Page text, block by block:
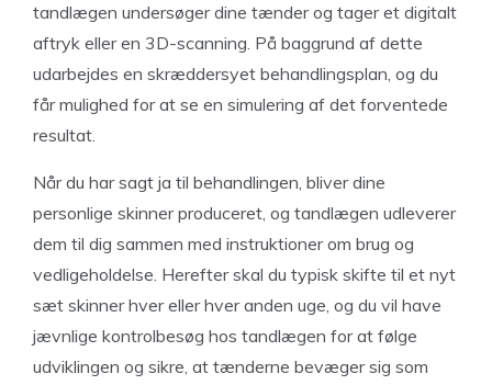
tandlægen undersøger dine tænder og tager et digitalt
aftryk eller en 3D-scanning. På baggrund af dette
udarbejdes en skræddersyet behandlingsplan, og du
får mulighed for at se en simulering af det forventede
resultat.
Når du har sagt ja til behandlingen, bliver dine
personlige skinner produceret, og tandlægen udleverer
dem til dig sammen med instruktioner om brug og
vedligeholdelse. Herefter skal du typisk skifte til et nyt
sæt skinner hver eller hver anden uge, og du vil have
jævnlige kontrolbesøg hos tandlægen for at følge
udviklingen og sikre, at tænderne bevæger sig som